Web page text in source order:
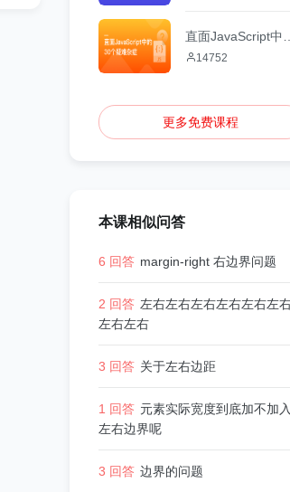
14752
更多免费课程
本课相似问答
6 回答 margin-right 右边界问题
2 回答 左右左右左右左右左右左
左右左右
3 回答 关于左右边距
1 回答 元素实际宽度到底加不加入
左右边界呢
3 回答 边界的问题